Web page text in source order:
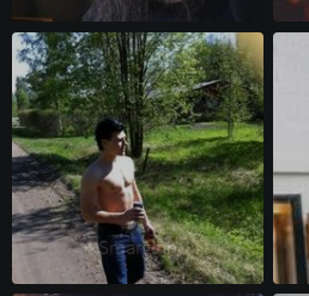
Smargihh